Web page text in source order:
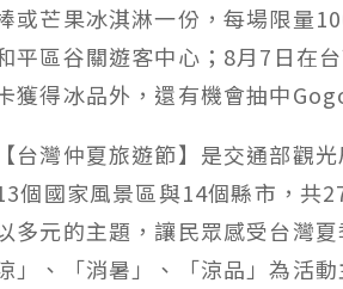
或芒果冰淇淋一份，每場限量
平區谷關遊客中心；8月7日在
獲得冰品外，還有機會抽中
【台灣仲夏旅遊節】是交通部觀
個國家風景區與14個縣市，共
多元的主題，讓民眾感受台灣
」、「消暑」、「涼品」為活